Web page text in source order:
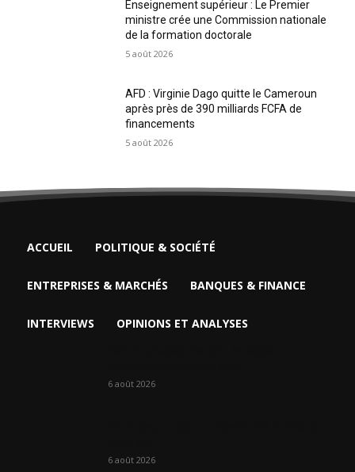
Enseignement supérieur : Le Premier
ministre crée une Commission nationale
de la formation doctorale
5 août 2026
AFD : Virginie Dago quitte le Cameroun
après près de 390 milliards FCFA de
financements
5 août 2026
ACCUEIL POLITIQUE & SOCIÉTÉ
ENTREPRISES & MARCHÉS BANQUES & FINANCE
INTERVIEWS OPINIONS ET ANALYSES
6 août 2026
6 août 2026